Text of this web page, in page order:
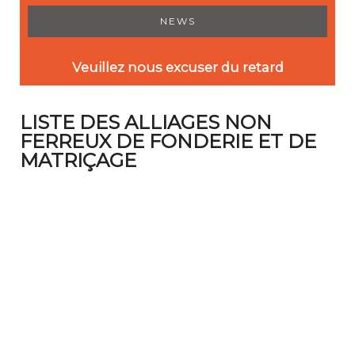
LISTE DES ALLIAGES NON
FERREUX DE FONDERIE ET DE
MATRIÇAGE
NEWS
Veuillez nous excuser du retard